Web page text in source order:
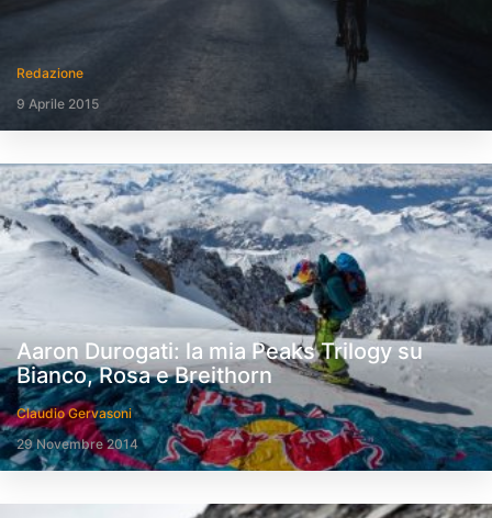
Redazione
9 Aprile 2015
Aaron Durogati: la mia Peaks Trilogy su
Bianco, Rosa e Breithorn
Claudio Gervasoni
29 Novembre 2014